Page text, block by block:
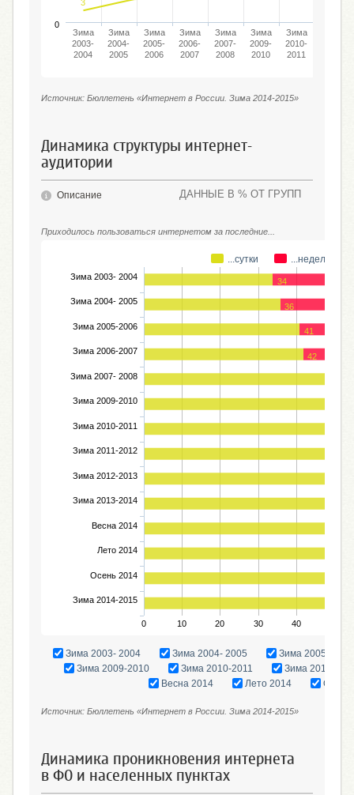
3
Зима
2003-
2004
Зима
2004-
2005
Зима
2005-
2006
Зима
2006-
2007
Зима
2007-
2008
Зима
2009-
2010
Зима
2010-
2011
0
Источник: Бюллетень «Интернет в России. Зима 2014-2015»
Динамика структуры интернет-
аудитории
ДАННЫЕ В % ОТ ГРУПП
Описание
Приходилось пользоваться интернетом за последние...
34
36
41
42
...сутки ...неделю
Зима 2003- 2004
Зима 2004- 2005
Зима 2005-2006
Зима 2006-2007
Зима 2007- 2008
Зима 2009-2010
Зима 2010-2011
Зима 2011-2012
Зима 2012-2013
Зима 2013-2014
Весна 2014
Лето 2014
Осень 2014
Зима 2014-2015
0 10 20 30 40
Зима 2003- 2004 Зима 2004- 2005
Зима 2005-2006
Зима 2009-2010
Зима 2010-2011
Зима 2011-
Весна 2014
Лето 2014 Осень
Источник: Бюллетень «Интернет в России. Зима 2014-2015»
Динамика проникновения интернета
в ФО и населенных пунктах